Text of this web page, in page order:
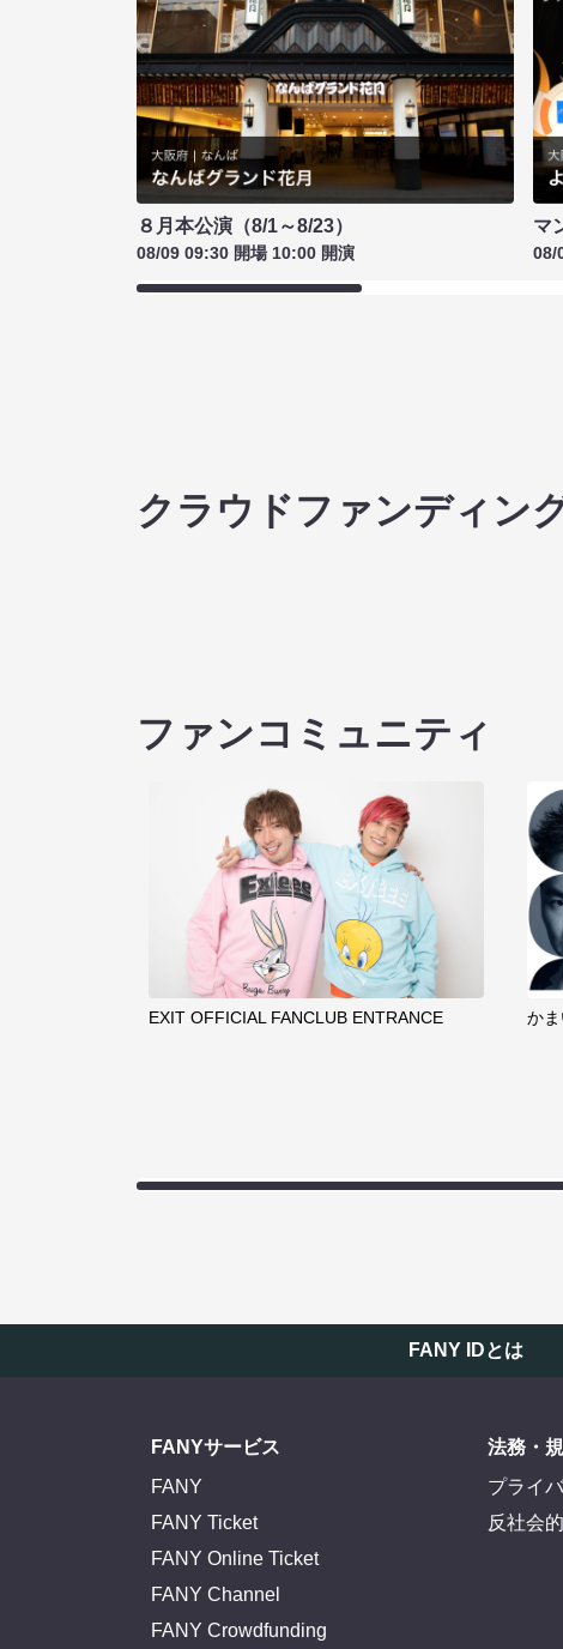
８月本公演（8/1～8/23）
08/09 09:30 開場 10:00 開演
マ
08/
クラウドファンディン
ファンコミュニティ
EXIT OFFICIAL FANCLUB ENTRANCE
か
FANY IDとは
FANYサービス
FANY
FANY Ticket
FANY Online Ticket
FANY Channel
FANY Crowdfunding
法務・
プライ
反社会